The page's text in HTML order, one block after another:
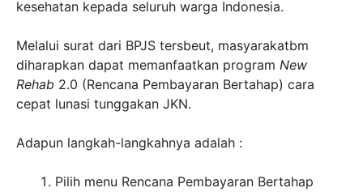
kesehatan kepada seluruh warga Indonesia.
Melalui surat dari BPJS tersbeut, masyarakatbm
diharapkan dapat memanfaatkan program New
Rehab 2.0 (Rencana Pembayaran Bertahap) cara
cepat lunasi tunggakan JKN.
Adapun langkah-langkahnya adalah :
Pilih menu Rencana Pembayaran Bertahap